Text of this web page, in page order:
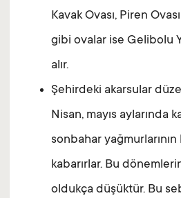
Kavak Ovası, Piren
gibi ovalar ise Gelibolu
alır.
Şehirdeki akarsular
Nisan, mayıs aylarında
sonbahar yağmurlarının
kabarırlar. Bu
oldukça düşüktür. Bu